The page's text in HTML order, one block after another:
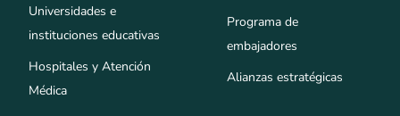
Universidades e
instituciones educativas
Hospitales y Atención
Médica
Programa de
embajadores
Alianzas estratégicas